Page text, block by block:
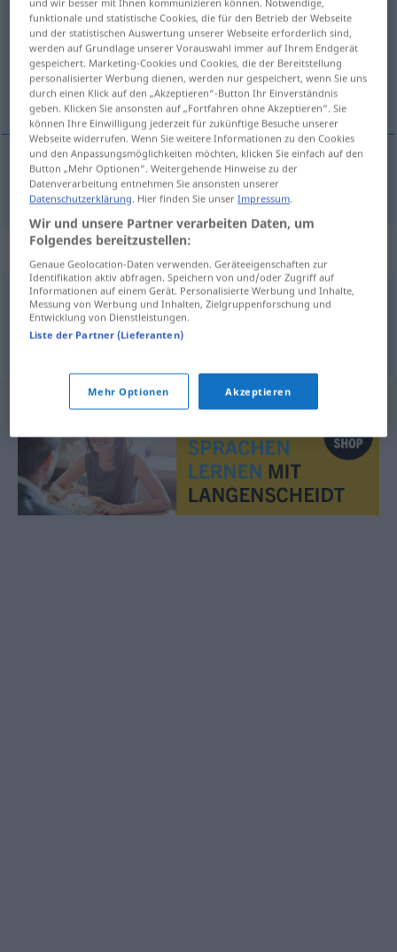
Übersicht aller Übersetzungen
(Für mehr Details die Übersetzung anklicken/antippen)
schmierig
schmierig nasset
Synonyme für "nasset"
fedtet,nusset,smudsig,snavset,urenlig
funktionale und statistische Cookies, die für den Betrieb der Webseite
und der statistischen Auswertung unserer Webseite erforderlich sind,
werden auf Grundlage unserer Vorauswahl immer auf Ihrem Endgerät
gespeichert. Marketing-Cookies und Cookies, die der Bereitstellung
personalisierter Werbung dienen, werden nur gespeichert, wenn Sie uns
durch einen Klick auf den „Akzeptieren“-Button Ihr Einverständnis
geben. Klicken Sie ansonsten auf „Fortfahren ohne Akzeptieren“. Sie
können Ihre Einwilligung jederzeit für zukünftige Besuche unserer
Webseite widerrufen. Wenn Sie weitere Informationen zu den Cookies
und den Anpassungsmöglichkeiten möchten, klicken Sie einfach auf den
Button „Mehr Optionen“. Weitergehende Hinweise zu der
Datenverarbeitung entnehmen Sie ansonsten unserer
Datenschutzerklärung . Hier finden Sie unserImpressum
Wir und unsere Partner verarbeiten Daten, um
Folgendes bereitzustellen:
Genaue Geolocation-Daten verwenden. Geräteeigenschaften zur
Identifikation aktiv abfragen. Speichern von und/oder Zugriff auf
Informationen auf einem Gerät. Personalisierte Werbung und Inhalte,
Messung von Werbung und Inhalten, Zielgruppenforschung und
Entwicklung von Dienstleistungen.
Liste der Partner (Lieferanten)
Mehr Optionen Akzeptieren